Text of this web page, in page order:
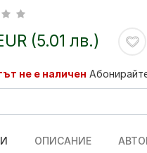
(5.01 лв.)
не е наличен
ОПИСАНИЕ